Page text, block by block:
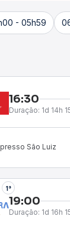
- 05h59
16:30
Duração: 1d 14h
São Luiz
1°
19:00
Duração: 1d 16h